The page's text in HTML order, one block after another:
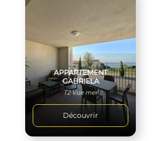
APPARTEMENT
GABRIELA
T2 Vue mer
Découvrir